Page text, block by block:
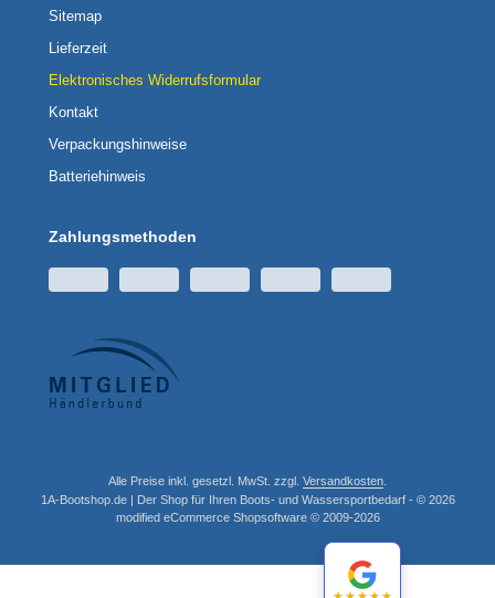
Sitemap
Lieferzeit
Elektronisches Widerrufsformular
Kontakt
Verpackungshinweise
Batteriehinweis
Zahlungsmethoden
Alle Preise inkl. gesetzl. MwSt. zzgl. Versandkosten
1A-Bootshop.de | Der Shop für Ihren Boots- und Wassersportbedarf - © 2026
modified eCommerce Shopsoftware © 2009-2026